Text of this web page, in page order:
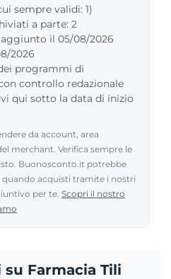
sempre validi: 1)
a parte: 2
il 05/08/2026
2026
programmi di
controllo redazionale
qui sotto la data di inizio
da account, area
merchant. Verifica sempre le
Buonosconto.it potrebbe
acquisti tramite i nostri
per te. Scopri il nostro
Farmacia Tili